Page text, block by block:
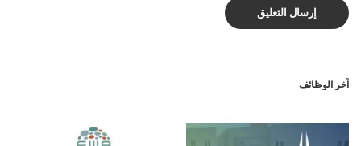
آخر الوظائف